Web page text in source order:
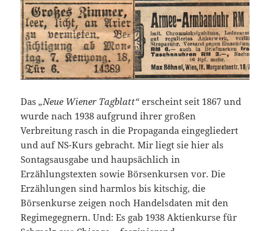
Das„Neue Wiener Tagblatt“erscheint seit 1867 und
wurde nach 1938 aufgrund ihrer großen
Verbreitung rasch in die Propaganda eingegliedert
und auf NS-Kurs gebracht. Mir liegt sie hier als
Sontagsausgabe und haupsächlich in
Erzählungstexten sowie Börsenkursen vor. Die
Erzählungen sind harmlos bis kitschig, die
Börsenkurse zeigen noch Handelsdaten mit den
Regimegegnern. Und: Es gab 1938 Aktienkurse für